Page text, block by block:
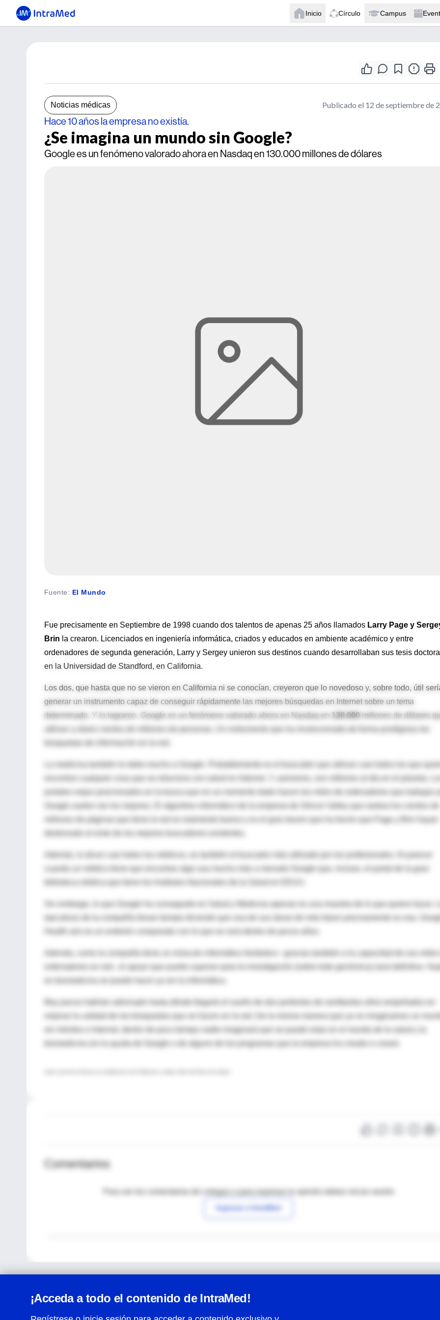
Inicio Círculo Campus
Noticias médicas Publicado el 12 de septiembre de
Hace 10 años la empresa no existía.
¿Se imagina un mundo sin Google?
Google es un fenómeno valorado ahora en Nasdaq en 130.000 millones de dólares
Fuente: El Mundo
Fue precisamente en Septiembre de 1998 cuando dos talentos de apenas 25 años llamados Larry Page y
Brin la crearon. Licenciados en ingeniería informática, criados y educados en ambiente académico y entre
ordenadores de segunda generación, Larry y Sergey unieron sus destinos cuando desarrollaban sus tesis
en la Universidad de Standford, en California.
Los dos, que hasta que no se vieron en California ni se conocían, creyeron que lo novedoso y, sobre todo, útil
generar un instrumento capaz de conseguir rápidamente las mejores búsquedas en Internet sobre un tema
determinado. Y lo lograron. Google es un fenómeno valorado ahora en Nasdaq en 130.000 millones de dólares
utilizan a diario cientos de millones de personas. Un instrumento que ha revolucionado de forma prodigiosa las
búsquedas de información en la red.
La medicina también le debe mucho a Google. Probablemente es el buscador que utilizan casi todos los que
Google suelen ser los mejores. El algoritmo informático de la empresa de Silicon Valley que rastrea los cientos de
millones de páginas que tiene la red es realmente bueno y es el gran tesoro que ha hecho que Page y Brin hayan
cuando un médico tiene que encontrar algo usa mucho más a menudo Google que, incluso, el portal de la gran
Sin embargo, lo que Google ha conseguido en Salud y Medicina apenas es una muestra de lo que quiere hacer.
ejecutivos de la compañía llevan tiempo diciendo que una de sus áreas de más futuro precisamente es esa.
Además, como la compañía tiene un músculo informático fantástico –gracias también a la capacidad de sus miles
ordenadores en red-, el apoyo que puede suponer para la investigación (sobre todo genómica) será definitivo.
Muy pocos habrían adivinado hasta dónde llegaría el sueño de dos portentos de ventitantos años empeñados en
mejorar la calidad de las búsquedas que se hacen en la red. De la misma manera que ya no imaginamos un
sin móviles e Internet, dentro de poco tiempo nadie imaginará que se puede estar en el mundo de la salud y la
biomedicina sin la ayuda de Google o de alguno de los programas que la empresa ha creado o creará.
Comentarios
Para ver los comentarios de colegas o para expresar tu opinión debes iniciar sesión
Ingresar a IntraMed
¡Acceda a todo el contenido de IntraMed!